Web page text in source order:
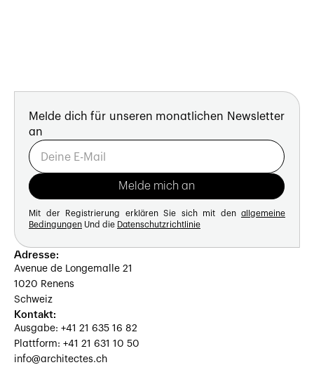
Melde dich für unseren monatlichen Newsletter
an
Mit der Registrierung erklären Sie sich mit den allgemeine
Bedingungen Und die Datenschutzrichtlinie
Adresse:
Avenue de Longemalle 21
1020 Renens
Schweiz
Kontakt:
Ausgabe: +41 21 635 16 82
Plattform: +41 21 631 10 50
info@architectes.ch